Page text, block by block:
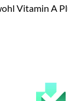
Vitamin A